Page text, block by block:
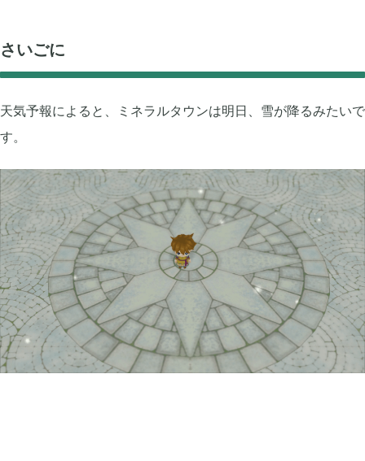
さいごに
天気予報によると、ミネラルタウンは明日、雪が降るみたいで
す。